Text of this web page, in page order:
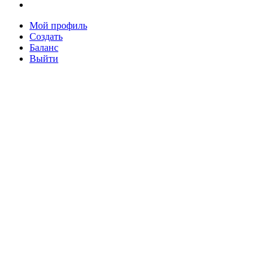
Мой профиль
Создать
Баланс
Выйти